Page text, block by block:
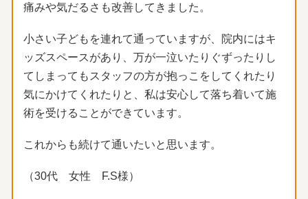
痛みや気だるさも改善してきました。
小さい子どもを連れて通っていますが、
院内にはキ
ッズスペースがあり、 万が一泣いたりぐずったりし
てしまってもスタッフの方が抱っこを してくれたり
気にかけてくれたりと、 私は安心して落ち着いて施
術を受けることができています。
これからも続けて通いたいと思います。
（30代 女性 F.S様）